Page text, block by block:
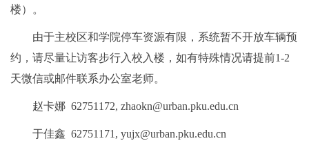
楼）。
由于主校区和学院停车资源有限，系统暂不开放车辆预
约，请尽量让访客步行入校入楼，如有特殊情况请提前1-2
天微信或邮件联系办公室老师。
赵卡娜 62751172, zhaokn@urban.pku.edu.cn
于佳鑫 62751171, yujx@urban.pku.edu.cn